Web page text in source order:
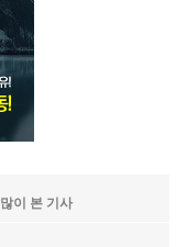
많이 본 기사